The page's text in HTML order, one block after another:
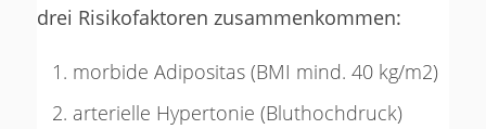
drei Risikofaktoren zusammenkommen:
morbide Adipositas (BMI mind. 40 kg/m2)
arterielle Hypertonie (Bluthochdruck)